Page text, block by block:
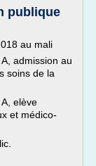
publique
au mali
admission au
soins de la
elève
et médico-